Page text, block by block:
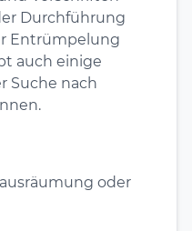
Durchführung
Entrümpelung
auch einige
Suche nach
oder